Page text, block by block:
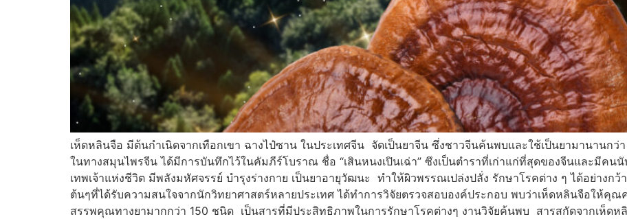
เห็ดหลินจือ มีต้นกำเนิดจากเทือกเขา ฉางไป๋ซาน ในประเทศจีน จัดเป็นยาจีน ซึ่งชาวจีนค้นพบและใช้เป็นยามานานก
ในทางสมุนไพรจีน ได้มีการบันทึกไว้ในคัมภีร์โบราณ ชื่อ “เสินหนงเปินเฉ่า” ซึงเป็นตำราที่เก่าแก่ที่สุดของจีนและมีคน
เทพเจ้าแห่งชีวิต มีพลังมหัศจรรย์ บำรุงร่างกาย เป็นยาอายุวัฒนะ ทำให้ผิวพรรณเปล่งปลั่ง รักษาโรคต่าง ๆ ได้อย่างก
ต้นๆที่ได้รับความสนใจจากนักวิทยาศาสตร์หลายประเทศ ได้ทำการวิจัยตรวจสอบองค์ประกอบ พบว่าเห็ดหลินจือให้คุ
สรรพคุณทางยามากกว่า 150 ชนิด เป็นสารที่มีประสิทธิภาพในการรักษาโรคต่างๆ งานวิจัยค้นพบ สารสกัดจากเห็ด